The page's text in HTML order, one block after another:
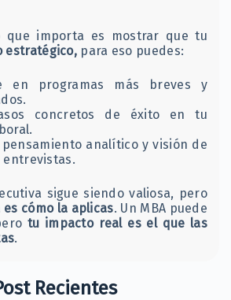
que importa es mostrar que tu
estratégico, para eso puedes:
en programas más breves y
concretos de éxito en tu
analítico y visión de
entrevistas.
sigue siendo valiosa, pero
cómo la aplicas. Un MBA puede
tu impacto real es el que las
.
Recientes